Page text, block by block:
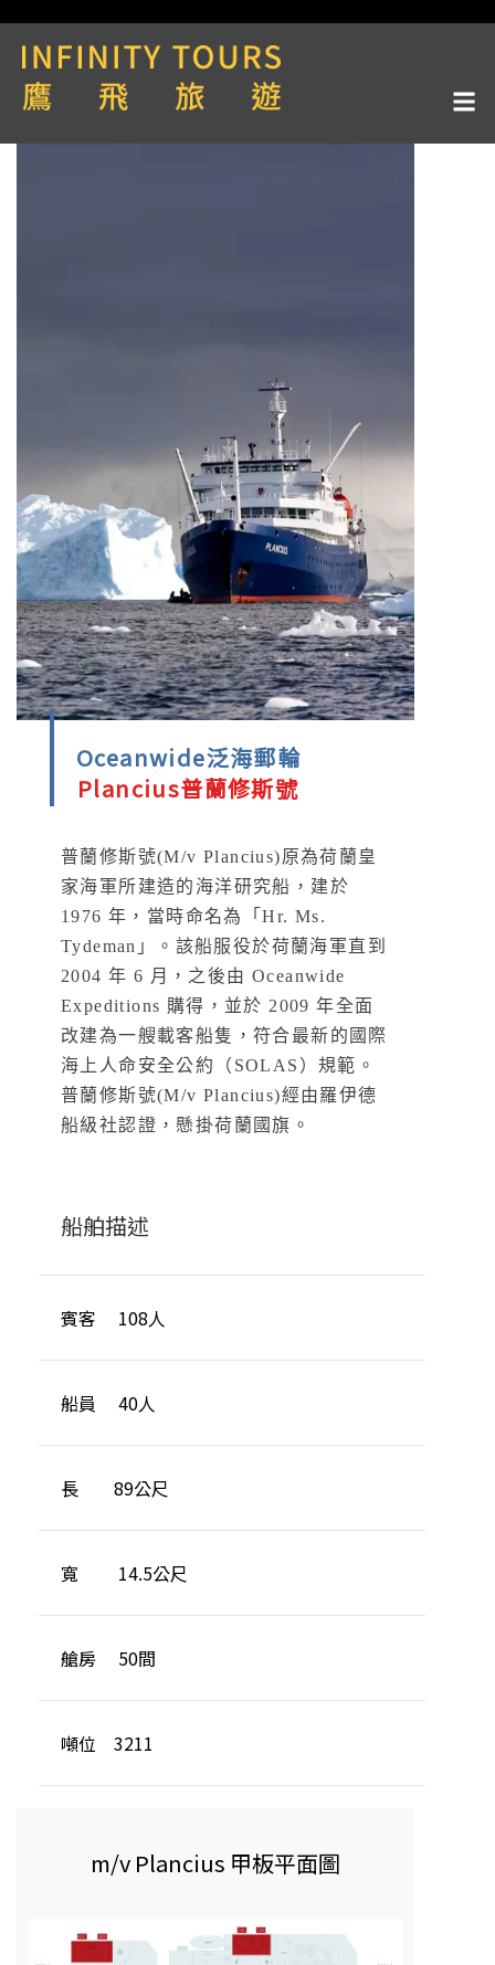
Oceanwide泛海郵輪
Plancius普蘭修斯號
普蘭修斯號(M/v Plancius)原為荷蘭皇
家海軍所建造的海洋研究船，建於
1976 年，當時命名為「Hr. Ms.
Tydeman」。該船服役於荷蘭海軍直到
2004 年 6 月，之後由 Oceanwide
Expeditions 購得，並於 2009 年全面
改建為一艘載客船隻，符合最新的國際
海上人命安全公約（SOLAS）規範。
普蘭修斯號(M/v Plancius)經由羅伊德
船級社認證，懸掛荷蘭國旗。
船舶描述
賓客 108人
船員 40人
長 89公尺
寬 14.5公尺
艙房 50間
噸位 3211
m/v Plancius 甲板平面圖